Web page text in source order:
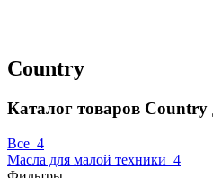
Country
Каталог товаров Country
Все 4
Масла для малой техники 4